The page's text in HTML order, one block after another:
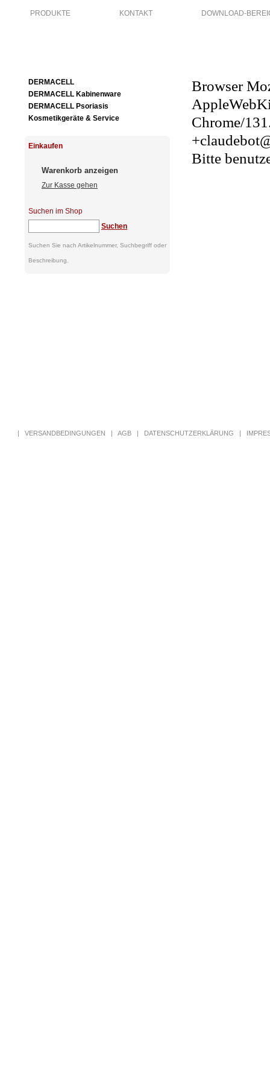
PRODUKTE KONTAKT DOWNLOAD-
DERMACELL
DERMACELL Kabinenware
DERMACELL Psoriasis
Kosmetikgeräte & Service
Einkaufen
Warenkorb anzeigen
Zur Kasse gehen
Suchen im Shop
Suchen
Suchen Sie nach Artikelnummer, Suchbegriff oder
Beschreibung.
| VERSANDBEDINGUNGEN | AGB | DATENSCHUTZERKLÄRUNG |